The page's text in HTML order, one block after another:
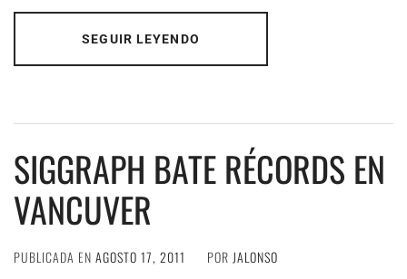
SEGUIR LEYENDO
SIGGRAPH BATE RÉCORDS EN
VANCUVER
PUBLICADA EN AGOSTO 17, 2011 POR JALONSO